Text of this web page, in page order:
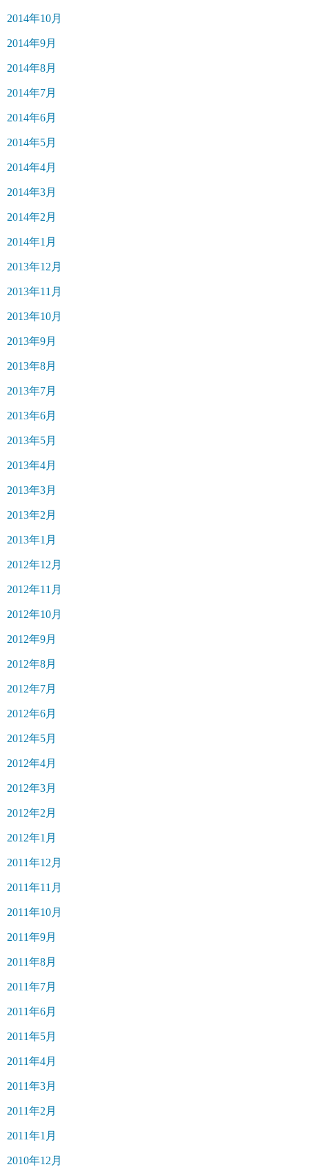
2014年10月
2014年9月
2014年8月
2014年7月
2014年6月
2014年5月
2014年4月
2014年3月
2014年2月
2014年1月
2013年12月
2013年11月
2013年10月
2013年9月
2013年8月
2013年7月
2013年6月
2013年5月
2013年4月
2013年3月
2013年2月
2013年1月
2012年12月
2012年11月
2012年10月
2012年9月
2012年8月
2012年7月
2012年6月
2012年5月
2012年4月
2012年3月
2012年2月
2012年1月
2011年12月
2011年11月
2011年10月
2011年9月
2011年8月
2011年7月
2011年6月
2011年5月
2011年4月
2011年3月
2011年2月
2011年1月
2010年12月